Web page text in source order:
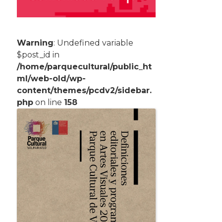
Warning: Undefined variable
$post_id in
/home/parquecultural/public_ht
ml/web-old/wp-
content/themes/pcdv2/sidebar.
php on line 158